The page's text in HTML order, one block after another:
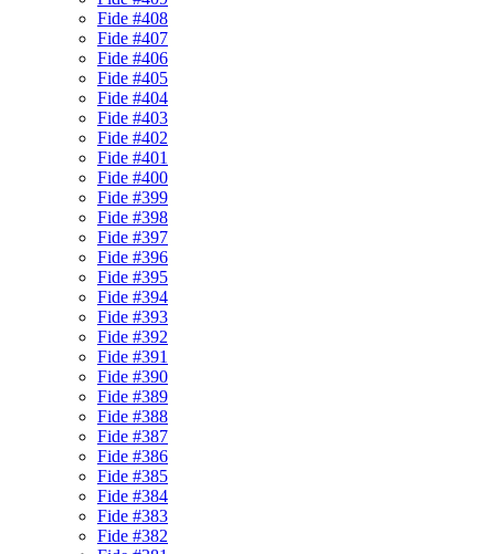
Fide #408
Fide #407
Fide #406
Fide #405
Fide #404
Fide #403
Fide #402
Fide #401
Fide #400
Fide #399
Fide #398
Fide #397
Fide #396
Fide #395
Fide #394
Fide #393
Fide #392
Fide #391
Fide #390
Fide #389
Fide #388
Fide #387
Fide #386
Fide #385
Fide #384
Fide #383
Fide #382